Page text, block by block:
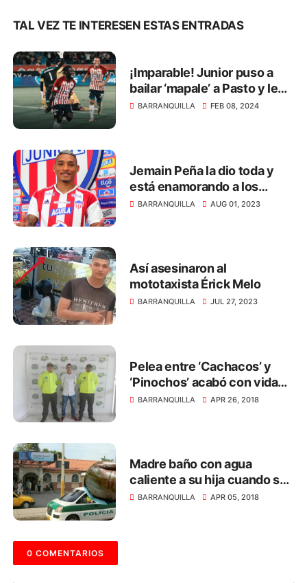
TAL VEZ TE INTERESEN ESTAS ENTRADAS
¡Imparable! Junior puso a
bailar ‘mapale’ a Pasto y le
ganó 2 - 0
BARRANQUILLA FEB 08, 2024
Jemain Peña la dio toda y
está enamorando a los
hinchas del Junior
BARRANQUILLA AUG 01, 2023
Así asesinaron al
mototaxista Érick Melo
BARRANQUILLA JUL 27, 2023
Pelea entre ‘Cachacos’ y
‘Pinochos’ acabó con vida
de niño venezolano
BARRANQUILLA APR 26, 2018
Madre baño con agua
caliente a su hija cuando se
enteró que no era señorita
BARRANQUILLA APR 05, 2018
0 COMENTARIOS